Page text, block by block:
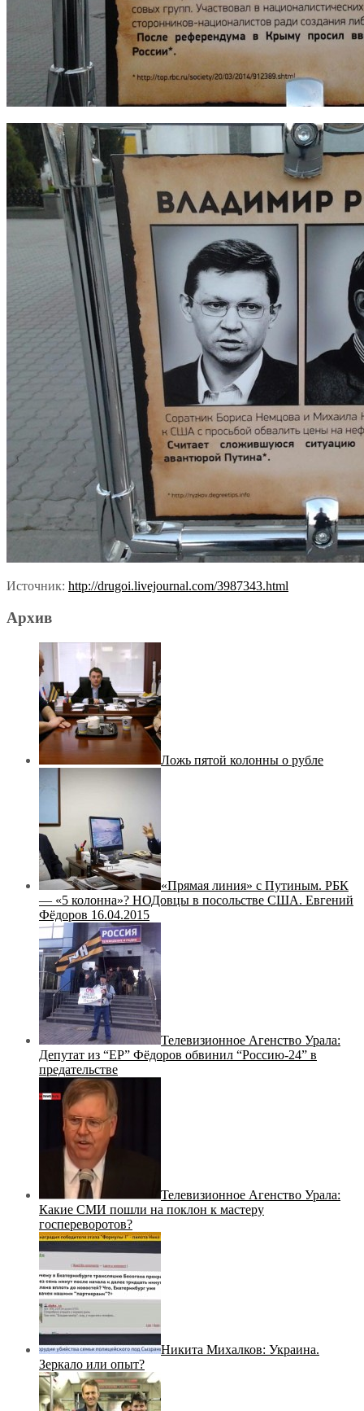
Источник: http://drugoi.livejournal.com/3987343.html
Архив
Ложь пятой колонны о рубле
«Прямая линия» с Путиным. РБК
— «5 колонна»? НОДовцы в посольстве США. Евгений
Фёдоров 16.04.2015
Телевизионное Агенство Урала:
Депутат из “ЕР” Фёдоров обвинил “Россию-24” в
предательстве
Телевизионное Агенство Урала:
Какие СМИ пошли на поклон к мастеру
госпереворотов?
Никита Михалков: Украина.
Зеркало или опыт?